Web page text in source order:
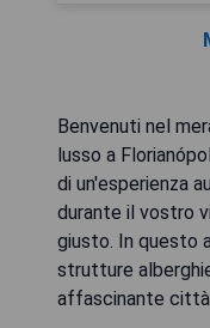
Benvenuti nel
lusso a
di un'esperienza
durante il vostro
giusto. In questo
strutture
affascinante